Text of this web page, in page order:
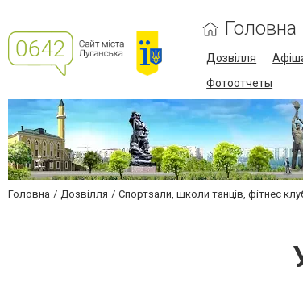
Головна
Дозвілля
Фотоотчеты
Головна Дозвілля Спортзали, школи танців, фітнес